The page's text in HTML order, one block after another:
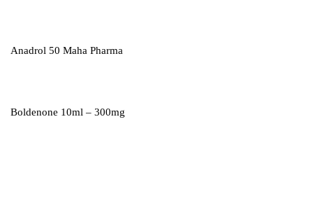
Anadrol 50 Maha Pharma
Boldenone 10ml – 300mg